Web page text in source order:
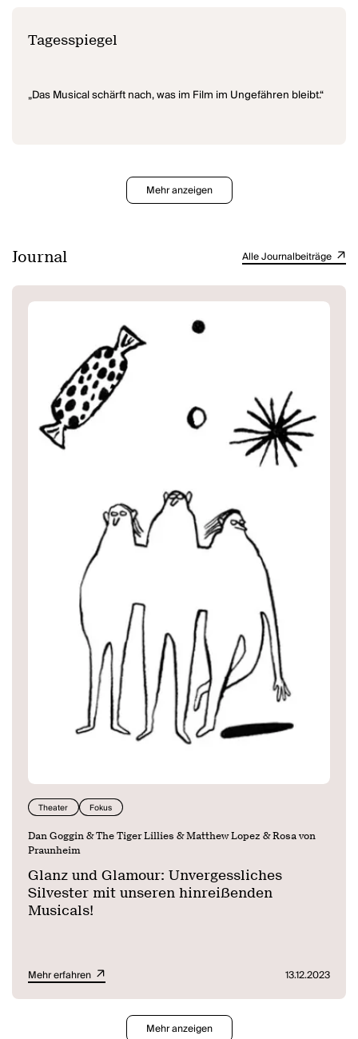
Tagesspiegel
„Das Musical schärft nach, was im Film im Ungefähren bleibt.“
Mehr anzeigen
Journal Alle Journalbeiträge
Theater Fokus
Dan Goggin & The Tiger Lillies & Matthew Lopez & Rosa von
Praunheim
Glanz und Glamour: Unvergessliches
Silvester mit unseren hinreißenden
Musicals!
Mehr erfahren 13.12.2023
Mehr anzeigen